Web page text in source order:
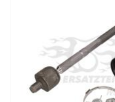
Mercedes Ersatzteile
Mini Ersatzteile